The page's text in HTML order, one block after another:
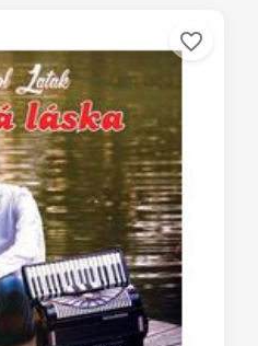
favorite_border